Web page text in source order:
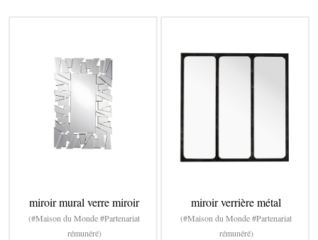
miroir mural verre miroir
(#Maison du Monde #Partenariat
rémunéré)
miroir verrière métal
(#Maison du Monde #Partenariat
rémunéré)